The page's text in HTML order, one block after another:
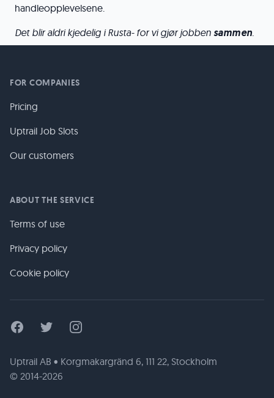
handleopplevelsene.
Det blir aldri kjedelig i Rusta- for vi gjør jobben sammen.
FOR COMPANIES
Pricing
Uptrail Job Slots
Our customers
ABOUT THE SERVICE
Terms of use
Privacy policy
Cookie policy
FacebookTwitter Instagram
Uptrail AB • Korgmakargränd 6, 111 22, Stockholm
© 2014-2026